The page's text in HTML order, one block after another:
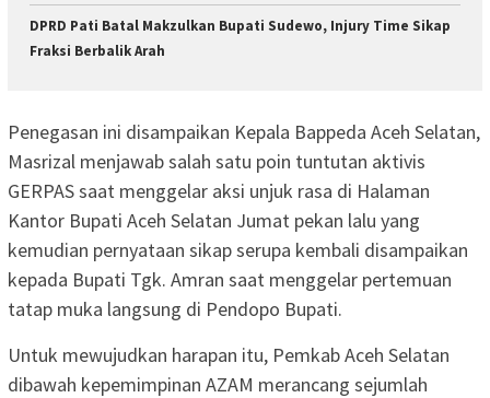
DPRD Pati Batal Makzulkan Bupati Sudewo, Injury Time Sikap
Fraksi Berbalik Arah
Penegasan ini disampaikan Kepala Bappeda Aceh Selatan,
Masrizal menjawab salah satu poin tuntutan aktivis
GERPAS saat menggelar aksi unjuk rasa di Halaman
Kantor Bupati Aceh Selatan Jumat pekan lalu yang
kemudian pernyataan sikap serupa kembali disampaikan
kepada Bupati Tgk. Amran saat menggelar pertemuan
tatap muka langsung di Pendopo Bupati.
Untuk mewujudkan harapan itu, Pemkab Aceh Selatan
dibawah kepemimpinan AZAM merancang sejumlah